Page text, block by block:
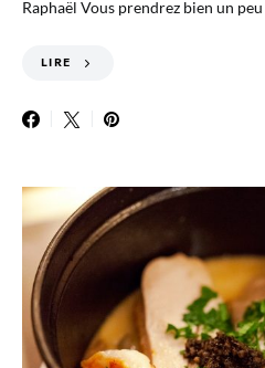
Raphaël Vous prendrez bien un
LIRE